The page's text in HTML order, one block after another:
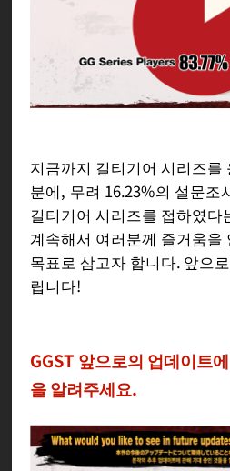
지금까지 길티기어 시리즈를
분에, 무려 16.23%의 설문조
길티기어 시리즈를 접하였다
계속해서 여러분께 즐거움을
목표로 삼고자 합니다. 앞으
립니다!
GGST 앞으로의 업데이트
을 알려주세요.